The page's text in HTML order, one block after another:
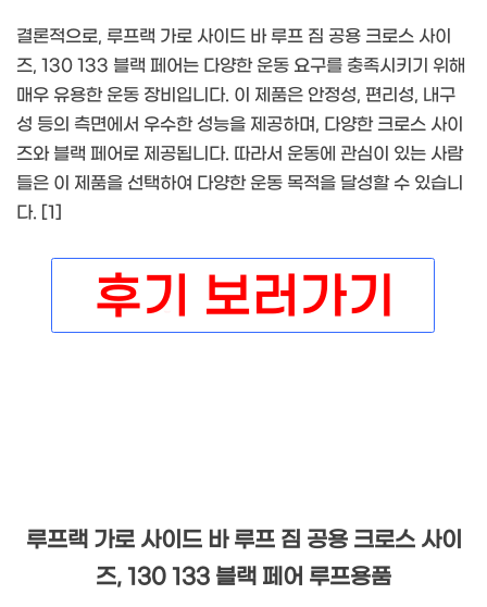
결론적으로, 루프랙 가로 사이드 바 루프 짐 공용 크로스 사이
즈, 130 133 블랙 페어는 다양한 운동 요구를 충족시키기 위해
매우 유용한 운동 장비입니다. 이 제품은 안정성, 편리성, 내구
성 등의 측면에서 우수한 성능을 제공하며, 다양한 크로스 사이
즈와 블랙 페어로 제공됩니다. 따라서 운동에 관심이 있는 사람
들은 이 제품을 선택하여 다양한 운동 목적을 달성할 수 있습니
다. [1]
루프랙 가로 사이드 바 루프 짐 공용 크로스 사이
즈, 130 133 블랙 페어 루프용품